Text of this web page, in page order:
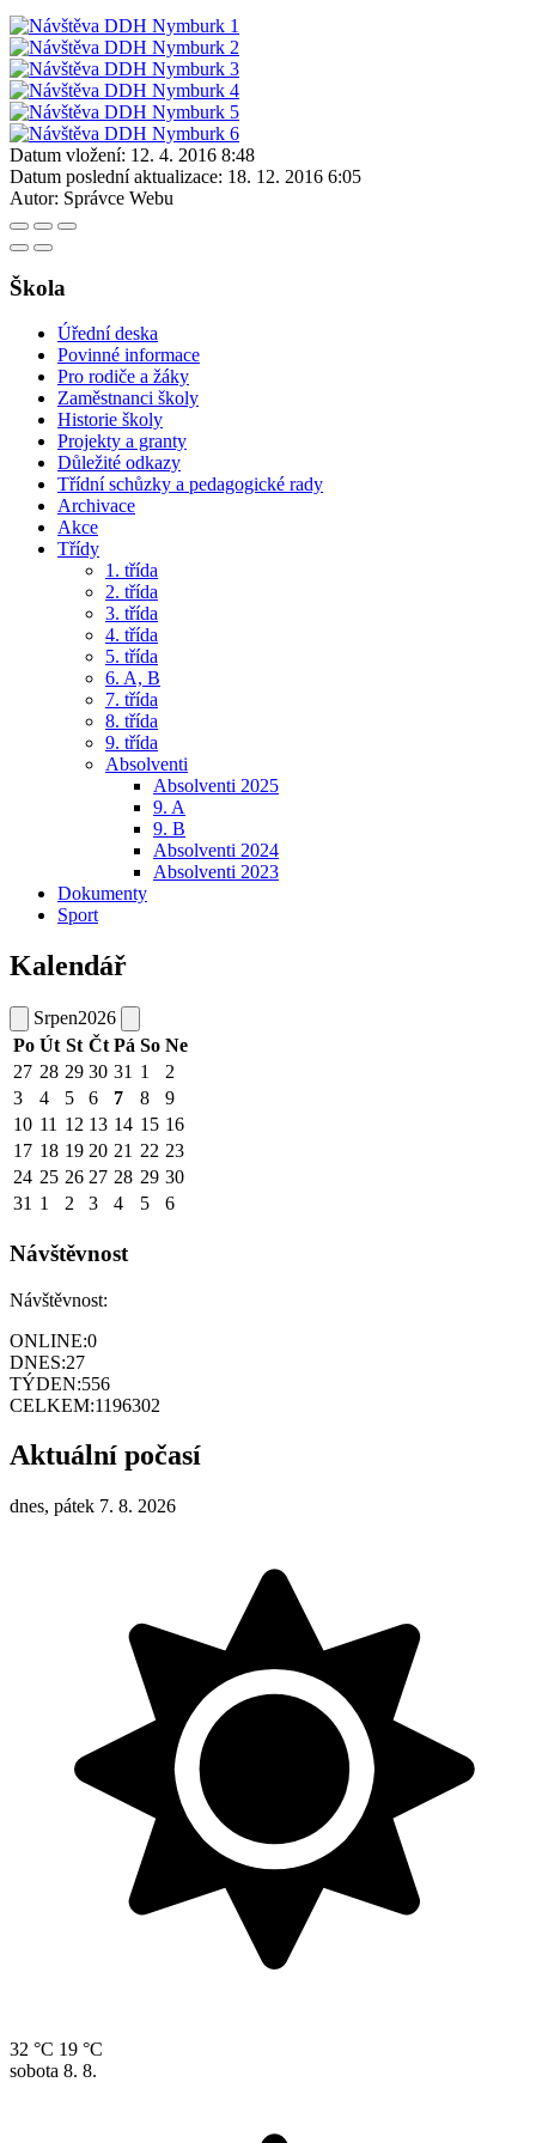
Datum vložení: 12. 4. 2016 8:48
Datum poslední aktualizace: 18. 12. 2016 6:05
Autor: Správce Webu
Škola
Úřední deska
Povinné informace
Pro rodiče a žáky
Zaměstnanci školy
Historie školy
Projekty a granty
Důležité odkazy
Třídní schůzky a pedagogické rady
Archivace
Akce
Třídy
1. třída
2. třída
3. třída
4. třída
5. třída
6. A, B
7. třída
8. třída
9. třída
Absolventi
Absolventi 2025
9. A
9. B
Absolventi 2024
Absolventi 2023
Dokumenty
Sport
Kalendář
Srpen2026
Po Út St Čt Pá So Ne
27 28 29 30 31 1
2
3
4 5 6 7 8
9
10 11 12 13 14 15 16
17 18 19 20 21 22 23
24 25 26 27 28 29 30
31 1 2 3 4 5 6
Návštěvnost
Návštěvnost:
ONLINE:0
DNES:27
TÝDEN:556
CELKEM:1196302
Aktuální počasí
dnes, pátek 7. 8. 2026
32 °C 19 °C
sobota 8. 8.